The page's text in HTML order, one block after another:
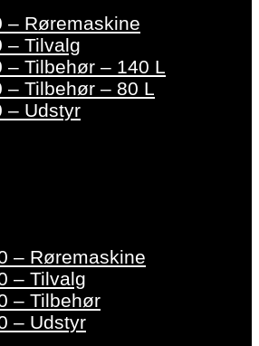
– Røremaskine
– Tilvalg
– Tilbehør – 140 L
– Tilbehør – 80 L
– Udstyr
– Røremaskine
– Tilvalg
– Tilbehør
– Udstyr